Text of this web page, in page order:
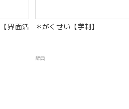
界面活
＊がくせい【学制】
辞典